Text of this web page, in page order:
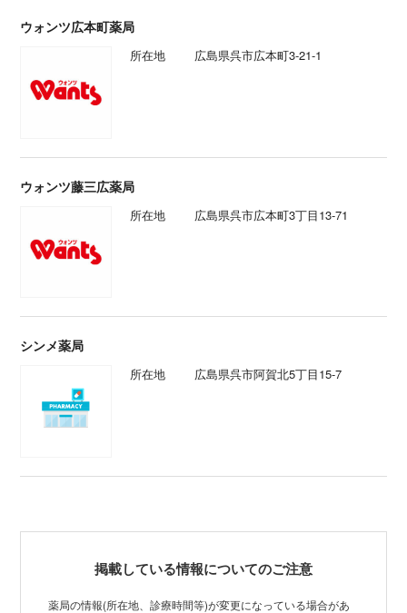
ウォンツ広本町薬局
所在地 広島県呉市広本町3-21-1
ウォンツ藤三広薬局
所在地 広島県呉市広本町3丁目13-71
シンメ薬局
所在地 広島県呉市阿賀北5丁目15-7
掲載している情報についてのご注意
薬局の情報(所在地、診療時間等)が変更になっている場合があ